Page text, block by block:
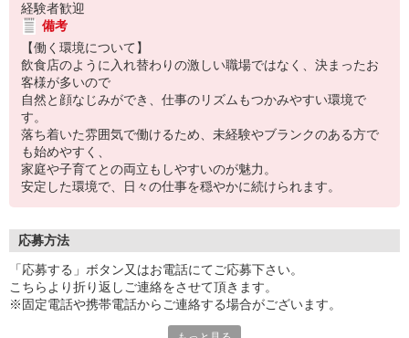
経験者歓迎
備考
【働く環境について】
飲食店のように入れ替わりの激しい職場ではなく、決まったお
客様が多いので
自然と顔なじみができ、仕事のリズムもつかみやすい環境で
す。
落ち着いた雰囲気で働けるため、未経験やブランクのある方で
も始めやすく、
家庭や子育てとの両立もしやすいのが魅力。
安定した環境で、日々の仕事を穏やかに続けられます。
応募方法
「応募する」ボタン又はお電話にてご応募下さい。
こちらより折り返しご連絡をさせて頂きます。
※固定電話や携帯電話からご連絡する場合がございます。